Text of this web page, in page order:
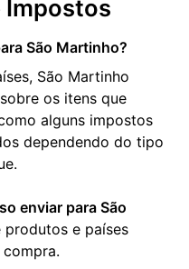
Impostos
São Martinho?
São Martinho
os itens que
alguns impostos
dependendo do tipo
enviar para São
e países